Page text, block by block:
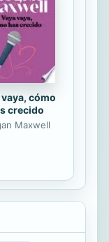
vaya, cómo
crecido
Maxwell